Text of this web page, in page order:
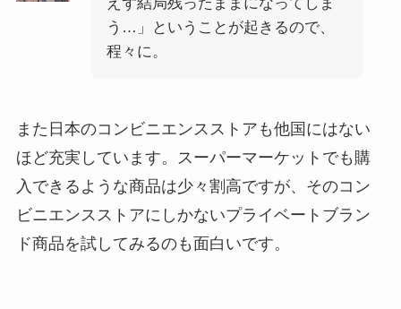
う…」ということが起きるので、
程々に。
また日本のコンビニエンスストアも他国にはない
ほど充実しています。スーパーマーケットでも購
入できるような商品は少々割高ですが、そのコン
ビニエンスストアにしかないプライベートブラン
ド商品を試してみるのも面白いです。